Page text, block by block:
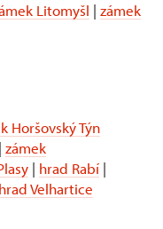
Litomyšl | zámek
Horšovský Týn
| zámek
| hrad Rabí |
hrad Velhartice